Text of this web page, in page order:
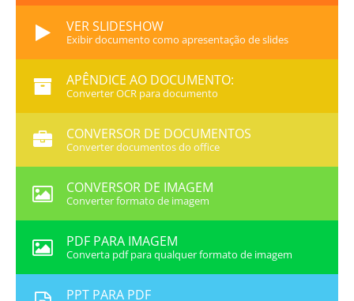
VER SLIDESHOW
Exibir documento como apresentação de slides
APÊNDICE AO DOCUMENTO:
Converter OCR para documento
CONVERSOR DE DOCUMENTOS
Converter documentos do office
CONVERSOR DE IMAGEM
Converter formato de imagem
PDF PARA IMAGEM
Converta pdf para qualquer formato de imagem
PPT PARA PDF